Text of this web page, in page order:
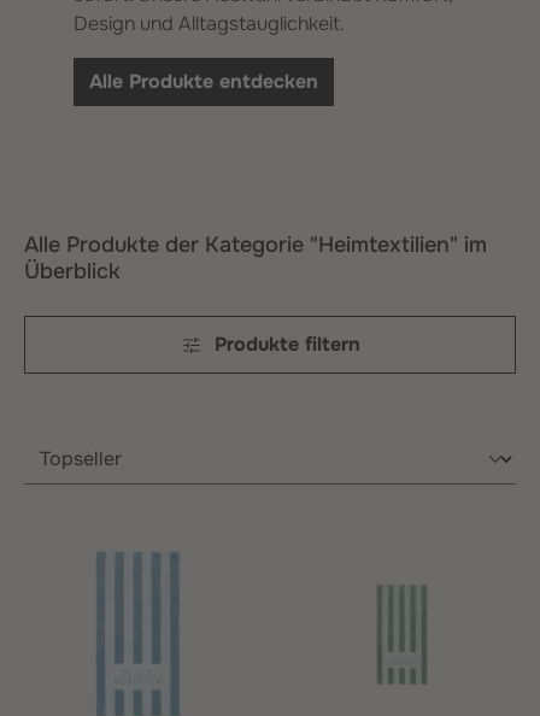
Design und Alltagstauglichkeit.
Alle Produkte entdecken
Alle Produkte der Kategorie "Heimtextilien" im
Überblick
Produkte filtern